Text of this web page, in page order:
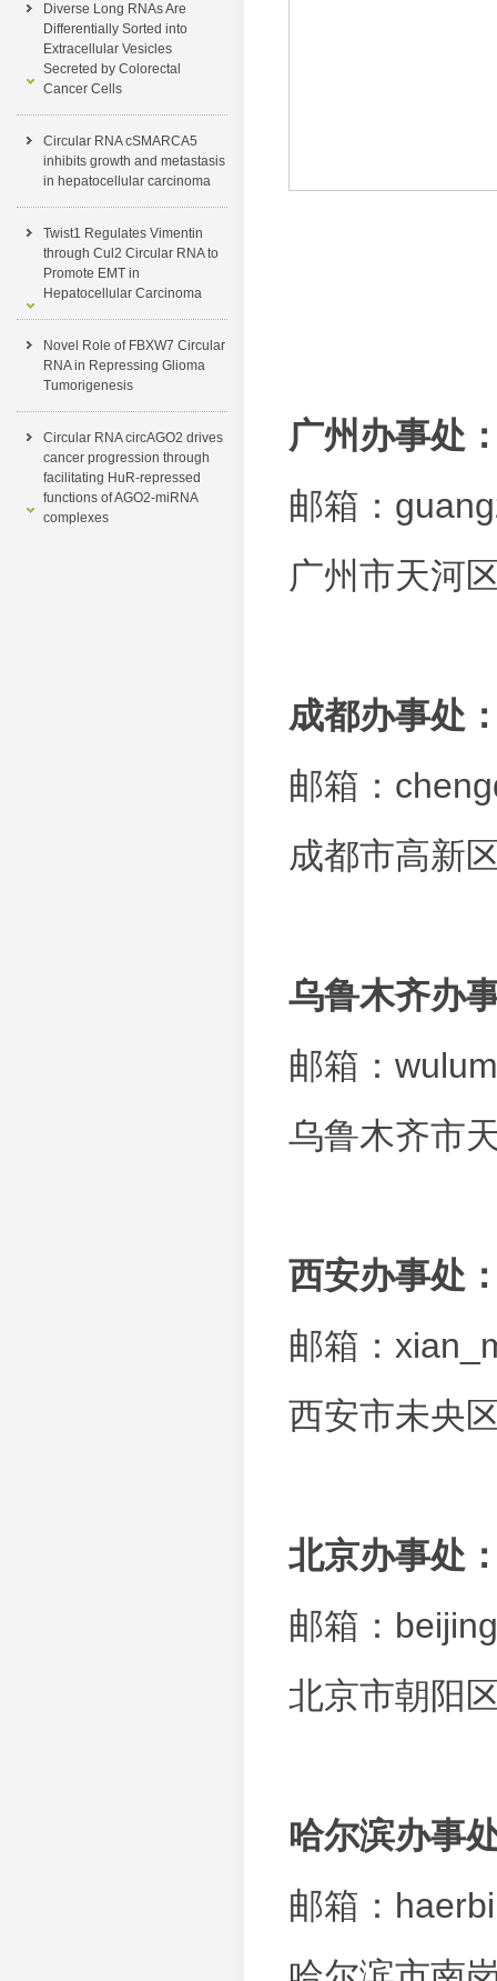
Diverse Long RNAs Are
Differentially Sorted into
Extracellular Vesicles
Secreted by Colorectal
Cancer Cells
Circular RNA cSMARCA5
inhibits growth and metastasis
in hepatocellular carcinoma
Twist1 Regulates Vimentin
through Cul2 Circular RNA to
Promote EMT in
Hepatocellular Carcinoma
Novel Role of FBXW7 Circular
RNA in Repressing Glioma
Tumorigenesis
Circular RNA circAGO2 drives
cancer progression through
facilitating HuR-repressed
functions of AGO2-miRNA
complexes
广州办事处
邮箱：
广州市天河
成都办事处
邮箱：
成都市高新
乌鲁木齐办
邮箱：
乌鲁木齐市
西安办事处
邮箱：
西安市未央
北京办事处
邮箱：
北京市朝阳
哈尔滨办事
邮箱：